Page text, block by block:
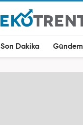
Son Dakika Gündem